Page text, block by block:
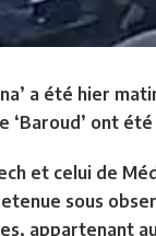
a été hier
‘Baroud’ ont
et celui de
sous
appartenant